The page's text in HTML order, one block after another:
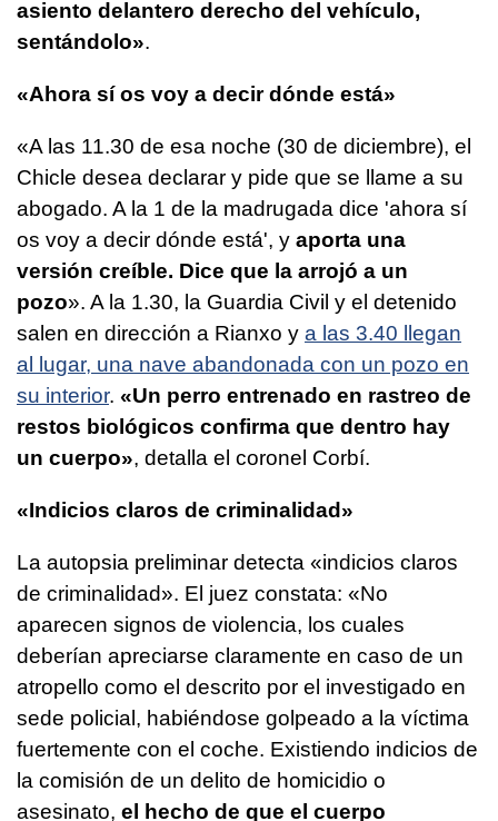
asiento delantero derecho del vehículo,
sentándolo».
«Ahora sí os voy a decir dónde está»
«A las 11.30 de esa noche (30 de diciembre), el
Chicle desea declarar y pide que se llame a su
abogado. A la 1 de la madrugada dice 'ahora sí
os voy a decir dónde está', y aporta una
versión creíble. Dice que la arrojó a un
pozo». A la 1.30, la Guardia Civil y el detenido
salen en dirección a Rianxo y a las 3.40 llegan
al lugar, una nave abandonada con un pozo en
su interior. «Un perro entrenado en rastreo de
restos biológicos confirma que dentro hay
un cuerpo», detalla el coronel Corbí.
«Indicios claros de criminalidad»
La autopsia preliminar detecta «indicios claros
de criminalidad». El juez constata: «No
aparecen signos de violencia, los cuales
deberían apreciarse claramente en caso de un
atropello como el descrito por el investigado en
sede policial, habiéndose golpeado a la víctima
fuertemente con el coche. Existiendo indicios de
la comisión de un delito de homicidio o
asesinato, el hecho de que el cuerpo